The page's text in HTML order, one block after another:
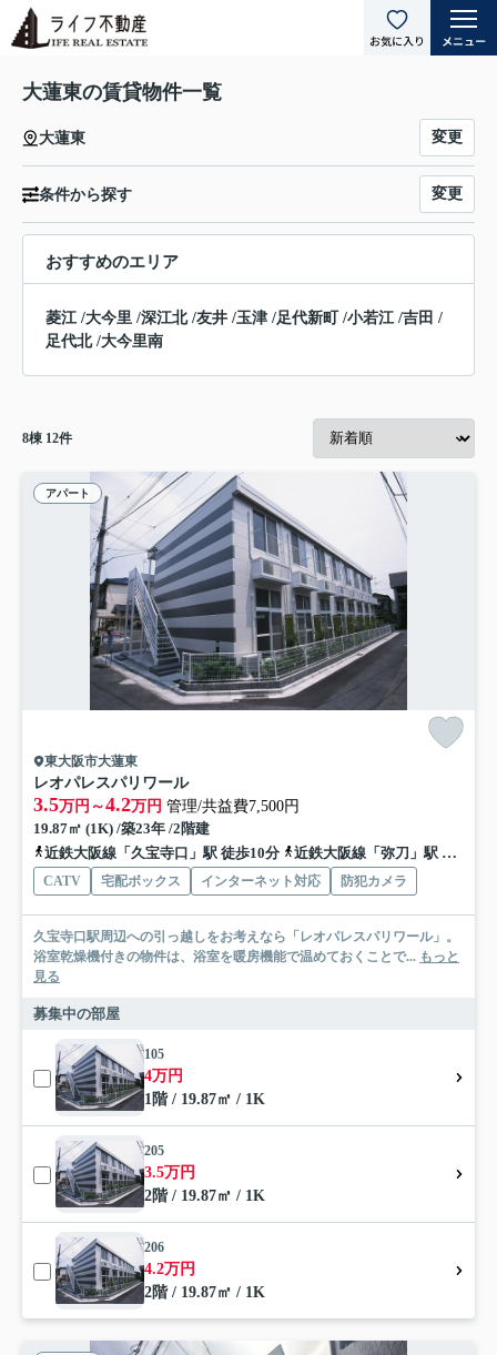
大蓮東の賃貸物件一覧
大蓮東 変更
条件から探す 変更
おすすめのエリア
菱江/大今里 /深江北/友井 /玉津 /足代新町 /小若江/吉田 /
足代北/大今里南
8棟 12件
アパート
東大阪市大蓮東
レオパレスパリワール
3.5万円～4.2万円 管理/共益費7,500円
19.87㎡ (1K) /築23年 /2階建
近鉄大阪線「久宝寺口」駅 徒歩10分
近鉄大阪線「弥刀」駅 徒歩11分
CATV 宅配ボックス インターネット対応 防犯カメラ
久宝寺口駅周辺への引っ越しをお考えなら「レオパレスパリワール」。
浴室乾燥機付きの物件は、浴室を暖房機能で温めておくことで... もっと
見る
募集中の部屋
105
4万円
1階 / 19.87㎡ / 1K
205
3.5万円
2階 / 19.87㎡ / 1K
206
4.2万円
2階 / 19.87㎡ / 1K